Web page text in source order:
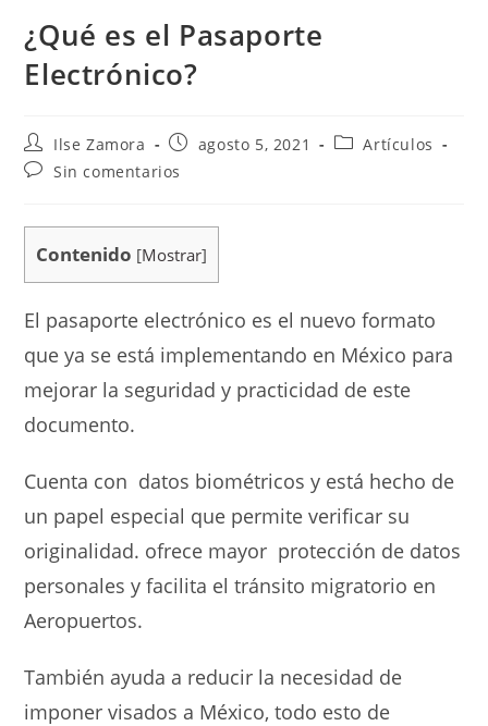
¿Qué es el Pasaporte
Electrónico?
Ilse Zamora agosto 5, 2021
Artículos
Sin comentarios
Contenido [Mostrar]
El pasaporte electrónico es el nuevo formato
que ya se está implementando en México para
mejorar la seguridad y practicidad de este
documento.
Cuenta con datos biométricos y está hecho de
un papel especial que permite verificar su
originalidad. ofrece mayor protección de datos
personales y facilita el tránsito migratorio en
Aeropuertos.
También ayuda a reducir la necesidad de
imponer visados a México, todo esto de